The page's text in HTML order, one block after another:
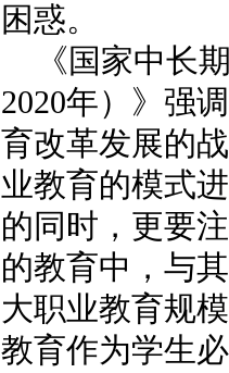
困惑。
《国家中长
2020年）》强
育改革发展的
业教育的模式
的同时，更要
的教育中，与
大职业教育规
教育作为学生